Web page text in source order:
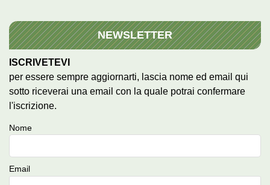
NEWSLETTER
ISCRIVETEVI
per essere sempre aggiornarti, lascia nome ed email qui
sotto riceverai una email con la quale potrai confermare
l'iscrizione.
Nome
Email